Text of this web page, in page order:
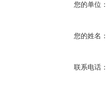
您的单位
您的姓名
联系电话